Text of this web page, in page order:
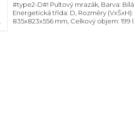
#type2-D#! Pultový mrazák, Barva: Bílá,
Energetická třída: D, Rozměry (VxŠxH): ,
835x823x556 mm, Celkový objem: 199 l,